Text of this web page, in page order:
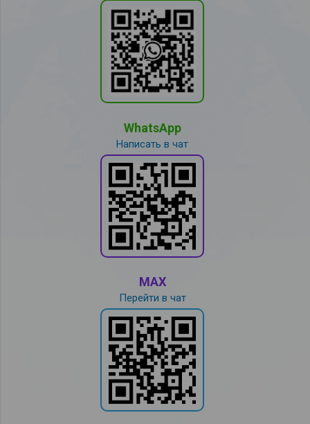
WhatsApp
Написать в чат
MAX
Перейти в чат